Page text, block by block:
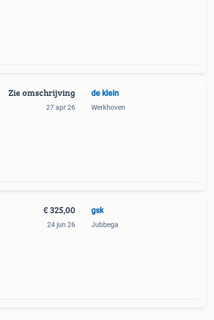
Zie omschrijving
27 apr 26
de klein
Werkhoven
€ 325,00
24 jun 26
gsk
Jubbega